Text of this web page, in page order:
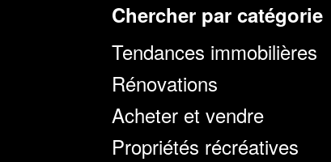
Chercher par catégorie
Tendances immobilières
Rénovations
Acheter et vendre
Propriétés récréatives